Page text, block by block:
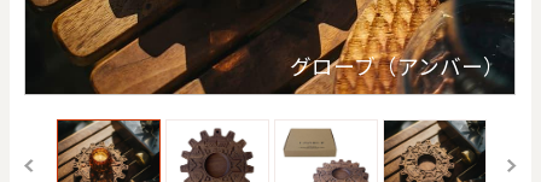
価格で探す
20000
円 円
グローブ（アンバー）